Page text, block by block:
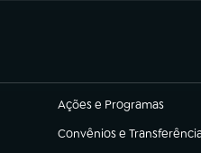
Ações e Programas
(abre em nova aba)
Convênios e
(abre em nova aba)